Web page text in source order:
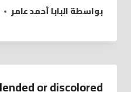
بواسطةالبابا أحمد عامر
or discolored